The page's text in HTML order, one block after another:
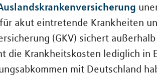
akut eintretende Krankheiten
(GKV) sichert
die Krankheitskosten lediglich in
mit Deutschland